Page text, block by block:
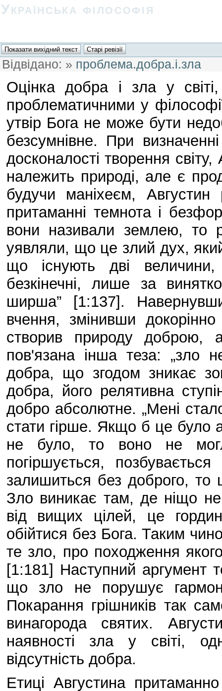
Українська філософія
Відвідано: » проблема.добра.і.зла
Оцінка добра і зла у
проблематичними у
утвір Бога не може бути
безсумнівне. При
досконалості творення
належить природі, але є
будучи маніхеєм, Августин
притаманні темнота і
вони називали землею, то
уявляли, що це злий дух,
що існують дві
безкінечні, лише за
ширша” [1:137].
вчення, змінивши
створив природу доброю,
пов'язана інша теза: „зло
добра, що згодом зникає
добра, його релятивна
добро абсолютне. „Мені
стати гірше. Якщо б це було
не було, то воно не
погіршується,
залишиться без доброго, то
Зло виникає там, де ніщо
від вищих цілей, це
обійтися без Бога. Таким
те зло, про походження
[1:181] Наступний аргумент
що зло не порушує
Покарання грішників так
винагорода святих.
наявності зла у світі,
відсутність добра.
Етиці Августина